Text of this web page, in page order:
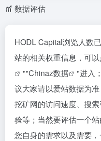
数据评估
HODL Capital浏览人数
站的相关权重信息，可
""Chinaz数据
"进入
议大家请以爱站数据为
挖矿网的访问速度、搜
验等；当然要评估一个
您自身的需求以及需要